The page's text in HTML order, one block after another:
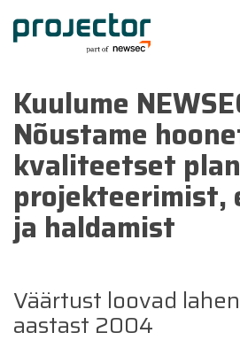
Kuulume
Nõustame
kvaliteetset
projekteerimist,
ja haldamist
Väärtust loovad
aastast 2004